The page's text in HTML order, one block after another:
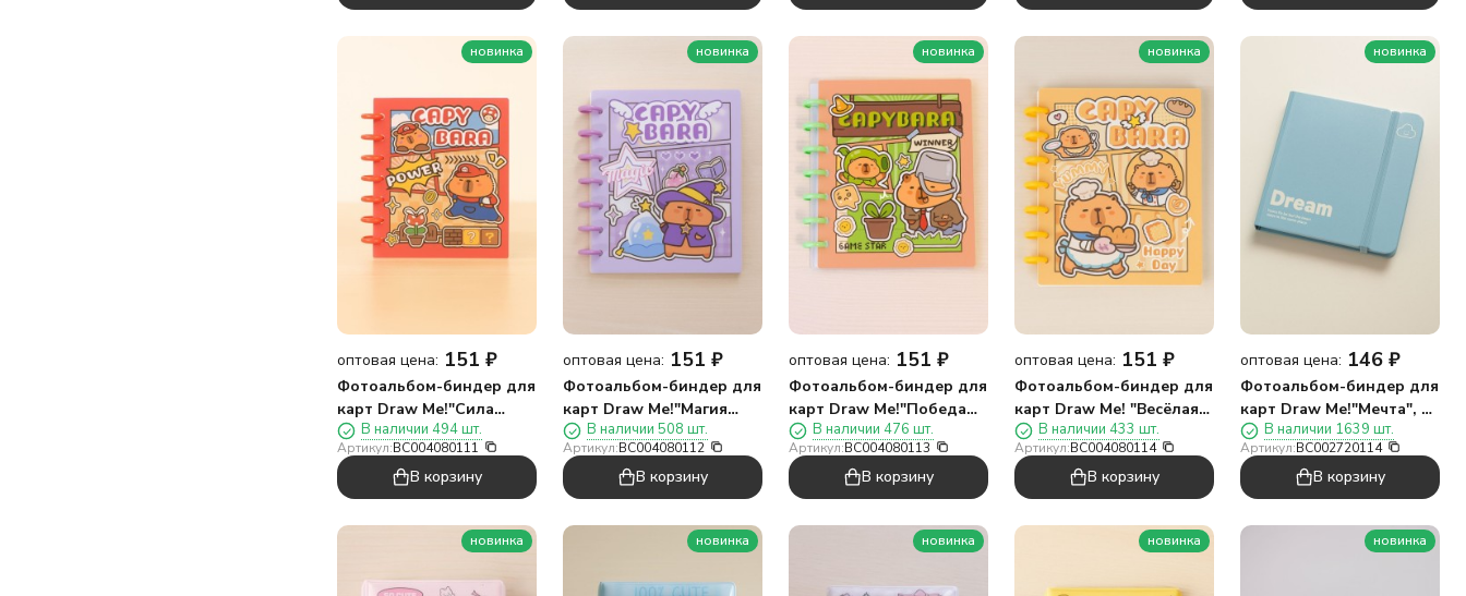
новинка
оптовая цена: 151 ₽
Фотоальбом-биндер для
карт Draw Me!"Сила
капибары",20
страниц(19,5*23,5см)
В наличии 494 шт.
Артикул:BC004080111
В корзину
новинка
оптовая цена: 151 ₽
Фотоальбом-биндер для
карт Draw Me!"Магия
капибары",20
страниц(19,5*23,5см)
В наличии 508 шт.
Артикул:BC004080112
В корзину
новинка
оптовая цена: 151 ₽
Фотоальбом-биндер для
карт Draw Me!"Победа
капибары",20
страниц(19,5*23,5см)
В наличии 476 шт.
Артикул:BC004080113
В корзину
новинка
оптовая цена: 151 ₽
Фотоальбом-биндер для
карт Draw Me! "Весёлая
Капибара",20
страниц(19,5*23,5см)
В наличии 433 шт.
Артикул:BC004080114
В корзину
новинка
оптовая цена: 146 ₽
Фотоальбом-биндер для
карт Draw Me!"Мечта", 20
страниц(13*12,5см)
В наличии 1639 шт.
Артикул:BC002720114
В корзину
новинка новинка новинка новинка новинка